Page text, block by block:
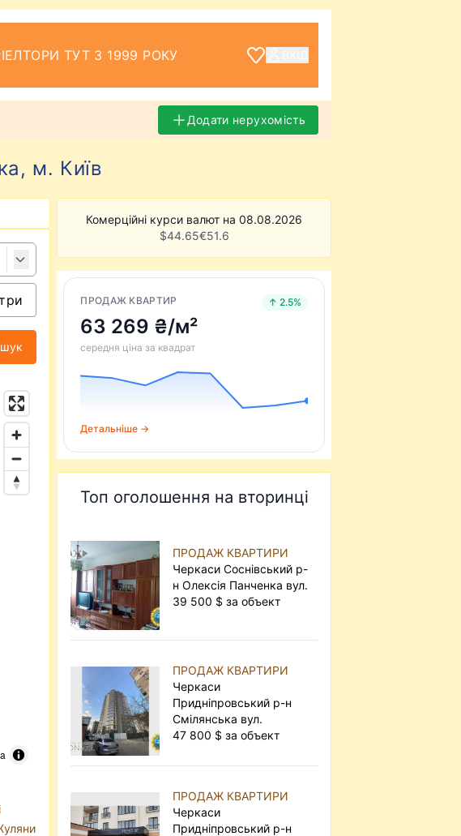
ТУТ З 1999 РОКУ
Додати нерухомість
м. Київ
Комерційні курси валют на 08.08.2026
$44.65€51.6
ПРОДАЖ КВАРТИР ↑ 2.5%
63 269 ₴/м²
середня ціна за квадрат
Детальніше →
Топ оголошення на вторинці
ПРОДАЖ КВАРТИРИ
Черкаси Соснівський р-
н Олексія Панченка вул.
39 500 $ за объект
ПРОДАЖ КВАРТИРИ
Черкаси
Придніпровський р-н
Смілянська вул.
47 800 $ за объект
ПРОДАЖ КВАРТИРИ
Черкаси
Придніпровський р-н